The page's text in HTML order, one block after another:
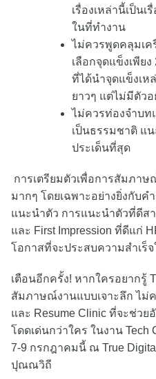
เรื่องเหล่านี้เป็น
ในที่ทำงาน
ไม่ควรพูดคลุมเ
เลือกจุดแข็งเพีย
ที่ได้นำจุดแข็งเห
ยาวๆ แต่ไม่มีตัว
ไม่ควรท่องจำบท
เป็นธรรมชาติ แ
ประเด็นที่สุด
การเตรียมตัวเพื่อการสัมภา
มากๆ โดยเฉพาะอย่างยิ่งกับค
แนะนำตัว การแนะนำตัวที่ดีส
และ First Impression ที่ดีแก่
โอกาสที่จะประสบความสำเ
เตือนอีกครั้ง! หากใครอยากรู้
สัมภาษณ์งานแบบเจาะลึก ไม่
และ Resume Clinic ที่จะช่ว
โดดเด่นกว่าใคร ในงาน Tech
7-9 กรกฎาคมนี้ ณ True
ปุณณวิถี